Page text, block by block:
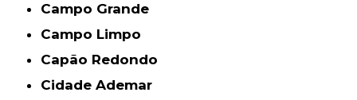
Campo Grande
Campo Limpo
Capão Redondo
Cidade Ademar